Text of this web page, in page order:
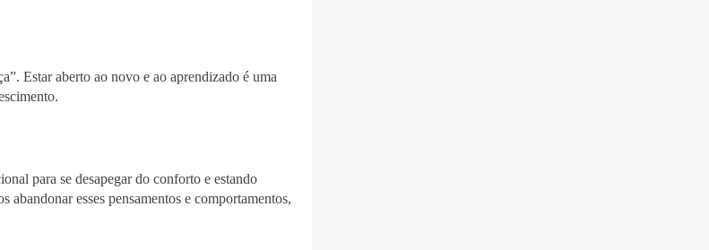
Estar aberto ao novo e ao aprendizado é uma
para se desapegar do conforto e estando
abandonar esses pensamentos e comportamentos,